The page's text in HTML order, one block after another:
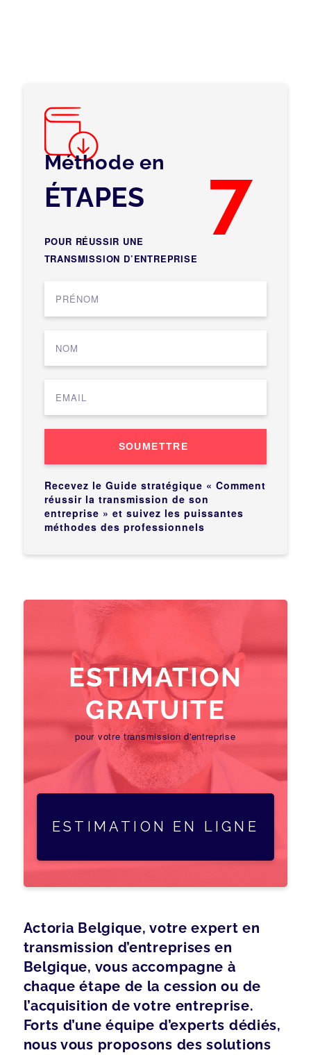
Méthode en 7
ÉTAPES
POUR RÉUSSIR UNE
TRANSMISSION D’ENTREPRISE
SOUMETTRE
Recevez le Guide stratégique « Comment
réussir la transmission de son
entreprise » et suivez les puissantes
méthodes des professionnels
ESTIMATION
GRATUITE
pour votre transmission d'entreprise
ESTIMATION EN LIGNE
Actoria Belgique, votre expert en
transmission d’entreprises en
Belgique, vous accompagne à
chaque étape de la cession ou de
l’acquisition de votre entreprise.
Forts d’une équipe d’experts dédiés,
nous vous proposons des solutions